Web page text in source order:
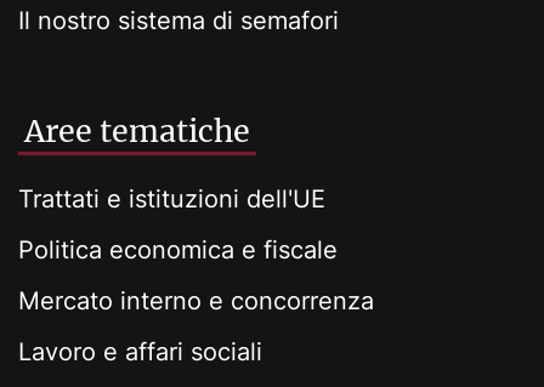
Il nostro sistema di semafori
Aree tematiche
Trattati e istituzioni dell'UE
Politica economica e fiscale
Mercato interno e concorrenza
Lavoro e affari sociali